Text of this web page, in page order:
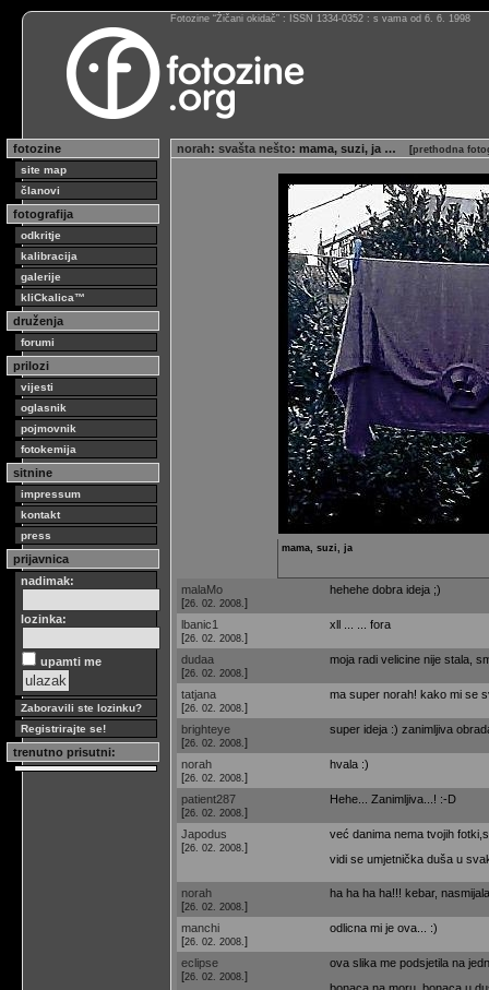
Fotozine “Žičani okidač” : ISSN 1334-0352 : s vama od 6. 6. 1998
fotozine
site map
članovi
fotografija
odkritje
kalibracija
galerije
kliCkalica™
druženja
forumi
prilozi
vijesti
oglasnik
pojmovnik
fotokemija
sitnine
impressum
kontakt
press
prijavnica
nadimak:
lozinka:
upamti me
Zaboravili ste lozinku?
Registrirajte se!
trenutno prisutni:
norah: svašta nešto: mama, suzi, ja … [prethodna
mama, suzi, ja
malaMo
[26. 02. 2008. ]
hehehe dobra ideja ;)
lbanic1
[26. 02. 2008. ]
xll ... ... fora
dudaa
[26. 02. 2008. ]
moja radi velicine nije stala,
tatjana
[26. 02. 2008. ]
ma super norah! kako mi se
brighteye
[26. 02. 2008. ]
super ideja :) zanimljiva
norah
[26. 02. 2008. ]
hvala :)
patient287
[26. 02. 2008. ]
Hehe... Zanimljiva...! :-D
Japodus
[26. 02. 2008. ]
već danima nema tvojih
vidi se umjetnička duša u
norah
[26. 02. 2008. ]
ha ha ha ha!!! kebar,
manchi
[26. 02. 2008. ]
odlicna mi je ova... :)
eclipse
[26. 02. 2008. ]
ova slika me podsjetila na